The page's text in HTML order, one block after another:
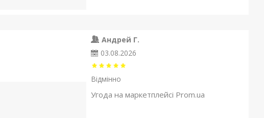
Андрей Г.
03.08.2026
Відмінно
Угода на маркетплейсі Prom.ua